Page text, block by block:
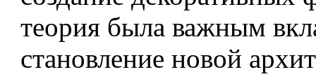
тео­рия была важным
становление новой